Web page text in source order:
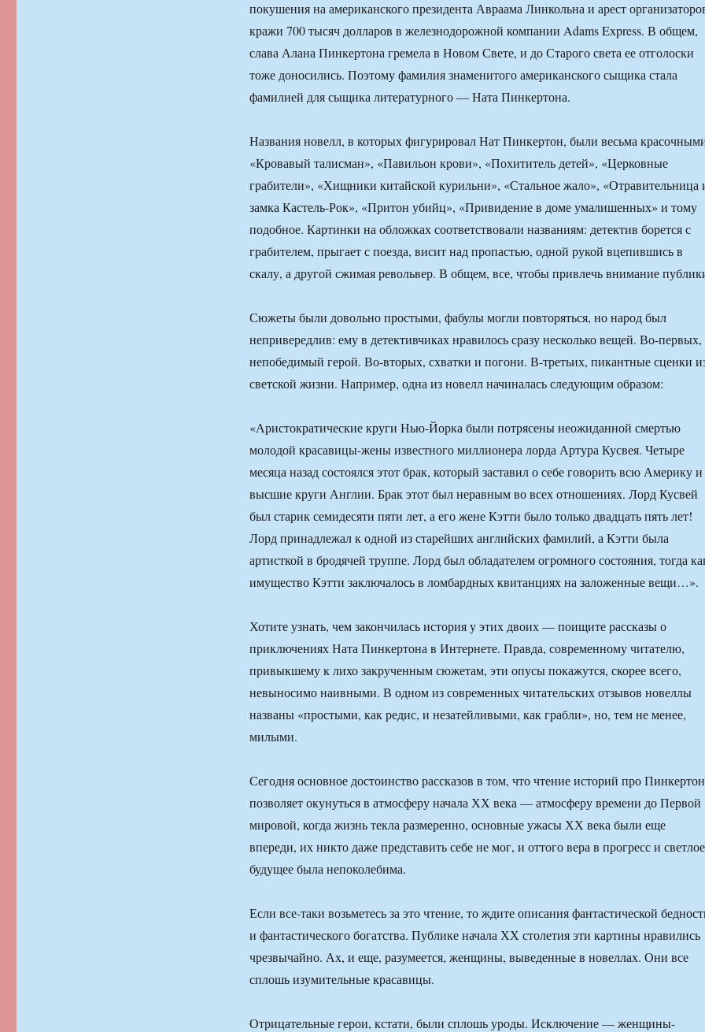
покушения на американского президента Авраама Линкольна и арест
кражи 700 тысяч долларов в железнодорожной компании Adams Express. В общем,
слава Алана Пинкертона гремела в Новом Свете, и до Старого света ее отголоски
тоже доносились. Поэтому фамилия знаменитого американского сыщика стала
фамилией для сыщика литературного — Ната Пинкертона.
Названия новелл, в которых фигурировал Нат Пинкертон, были весьма
«Кровавый талисман», «Павильон крови», «Похититель детей», «Церковные
грабители», «Хищники китайской курильни», «Стальное жало», «Отравительница
замка Кастель-Рок», «Притон убийц», «Привидение в доме умалишенных» и тому
подобное. Картинки на обложках соответствовали названиям: детектив борется с
грабителем, прыгает с поезда, висит над пропастью, одной рукой вцепившись в
скалу, а другой сжимая револьвер. В общем, все, чтобы привлечь внимание
Сюжеты были довольно простыми, фабулы могли повторяться, но народ был
непривередлив: ему в детективчиках нравилось сразу несколько вещей. Во-первых,
непобедимый герой. Во-вторых, схватки и погони. В-третьих, пикантные сценки
светской жизни. Например, одна из новелл начиналась следующим образом:
«Аристократические круги Нью-Йорка были потрясены неожиданной смертью
молодой красавицы-жены известного миллионера лорда Артура Кусвея. Четыре
месяца назад состоялся этот брак, который заставил о себе говорить всю Америку и
высшие круги Англии. Брак этот был неравным во всех отношениях. Лорд Кусвей
был старик семидесяти пяти лет, а его жене Кэтти было только двадцать пять лет!
Лорд принадлежал к одной из старейших английских фамилий, а Кэтти была
артисткой в бродячей труппе. Лорд был обладателем огромного состояния, тогда
имущество Кэтти заключалось в ломбардных квитанциях на заложенные вещи…».
Хотите узнать, чем закончилась история у этих двоих — поищите рассказы о
приключениях Ната Пинкертона в Интернете. Правда, современному читателю,
привыкшему к лихо закрученным сюжетам, эти опусы покажутся, скорее всего,
невыносимо наивными. В одном из современных читательских отзывов новеллы
названы «простыми, как редис, и незатейливыми, как грабли», но, тем не менее,
милыми.
Сегодня основное достоинство рассказов в том, что чтение историй про
позволяет окунуться в атмосферу начала ХХ века — атмосферу времени до Первой
мировой, когда жизнь текла размеренно, основные ужасы ХХ века были еще
впереди, их никто даже представить себе не мог, и оттого вера в прогресс и светлое
будущее была непоколебима.
Если все-таки возьметесь за это чтение, то ждите описания фантастической
и фантастического богатства. Публике начала ХХ столетия эти картины нравились
чрезвычайно. Ах, и еще, разумеется, женщины, выведенные в новеллах. Они все
сплошь изумительные красавицы.
Отрицательные герои, кстати, были сплошь уроды. Исключение — женщины-